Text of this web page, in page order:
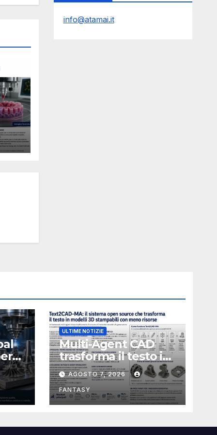
e
info@atamai.it
ULTIME NOTIZIE
Multi-Agent CAD
trasforma il testo in
CAD usando 116
volte meno token
AGOSTO 7, 2026
FANTASY